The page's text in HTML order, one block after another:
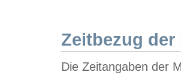
Zeitbezug der
Die Zeitangaben der